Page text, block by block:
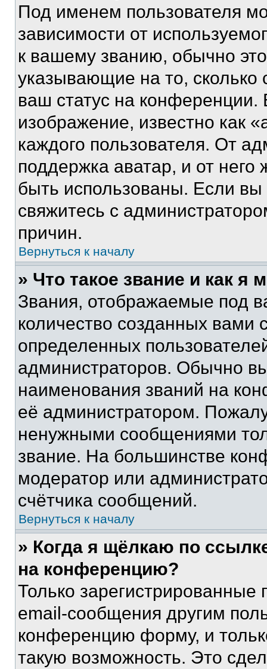
Под именем пользователя
зависимости от
к вашему званию, обычно это
указывающие на то,
ваш статус на
изображение, известно как
каждого пользователя. От
поддержка аватар, и от него
быть использованы. Если
свяжитесь с
причин.
Вернуться к началу
» Что такое звание и как я
Звания, отображаемые под
количество созданных
определенных
администраторов. Обычно
наименования званий на
её администратором.
ненужными сообщениями
звание. На большинстве
модератор или
счётчика сообщений.
Вернуться к началу
» Когда я щёлкаю по
на конференцию?
Только зарегистрированные
email-сообщения другим
конференцию форму, и
такую возможность. Это